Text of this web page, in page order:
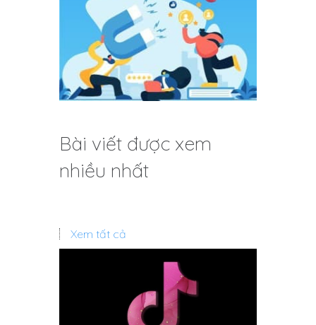
Bài viết được xem
nhiều nhất
Xem tất cả